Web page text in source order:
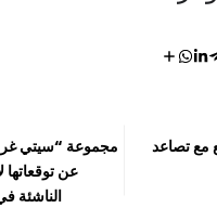
مع تصاعد
مجموعة “سيتي
عن توقعاتها
الناشئة